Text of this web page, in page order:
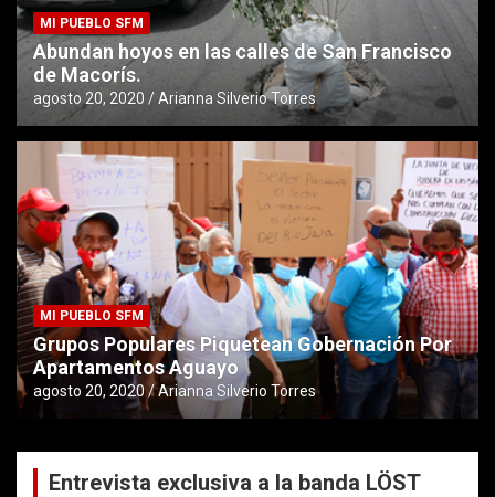
MI PUEBLO SFM
Abundan hoyos en las calles de San Francisco
de Macorís.
agosto 20, 2020 Arianna Silverio Torres
MI PUEBLO SFM
Grupos Populares Piquetean Gobernación Por
Apartamentos Aguayo
agosto 20, 2020 Arianna Silverio Torres
Entrevista exclusiva a la banda LÖST